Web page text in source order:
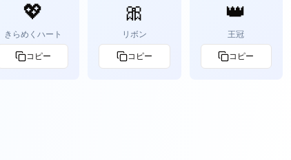
💖
きらめくハート
コピー
🎀
リボン
コピー
👑
王冠
コピー